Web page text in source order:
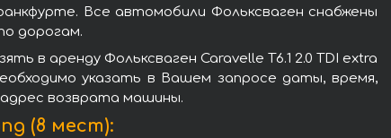
Все автомобили Фольксваген снабжены
дорогам.
в аренду Фольксваген Caravelle T6.1 2.0 TDI extra
указать в Вашем запросе даты, время,
возврата машины.
(8 мест):